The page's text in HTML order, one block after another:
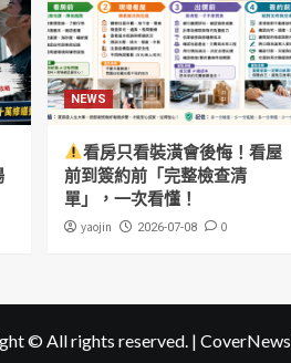
NEWS
看房只看裝潢會後悔！看屋
前到簽約前「完整檢查清
單」，一次看懂！
yaojin 2026-07-08 0
© All rights reserved. | CoverNews